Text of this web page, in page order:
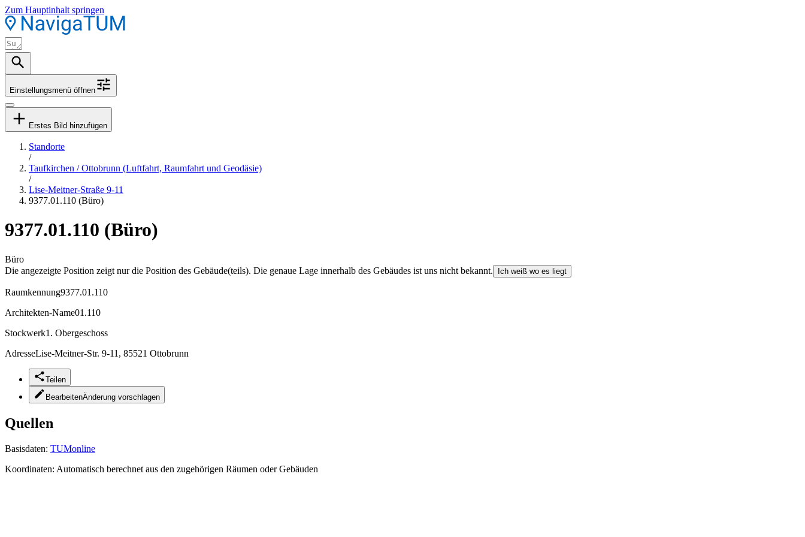
Zum Hauptinhalt springen
Einstellungsmenü öffnen
Erstes Bild hinzufügen
Standorte
/
Taufkirchen / Ottobrunn (Luftfahrt, Raumfahrt und Geodäsie)
/
Lise-Meitner-Straße 9-11
9377.01.110 (Büro)
9377.01.110 (Büro)
Büro
Die angezeigte Position zeigt nur die Position des Gebäude(teils). Die genaue Lage innerhalb des Gebäudes ist uns nicht bekannt.
Ich weiß wo es liegt
Raumkennung9377.01.110
Architekten-Name01.110
Stockwerk1. Obergeschoss
AdresseLise-Meitner-Str. 9-11, 85521 Ottobrunn
Teilen
BearbeitenÄnderung vorschlagen
Quellen
Basisdaten: TUMonline
Koordinaten: Automatisch berechnet aus den zugehörigen Räumen oder Gebäuden